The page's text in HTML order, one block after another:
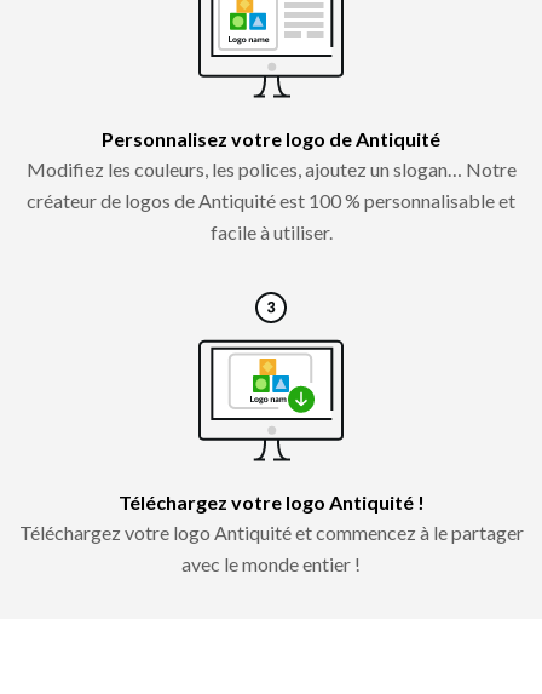
Personnalisez votre logo de Antiquité
Modifiez les couleurs, les polices, ajoutez un slogan… Notre
créateur de logos de Antiquité est 100 % personnalisable et
facile à utiliser.
Téléchargez votre logo Antiquité !
Téléchargez votre logo Antiquité et commencez à le partager
avec le monde entier !